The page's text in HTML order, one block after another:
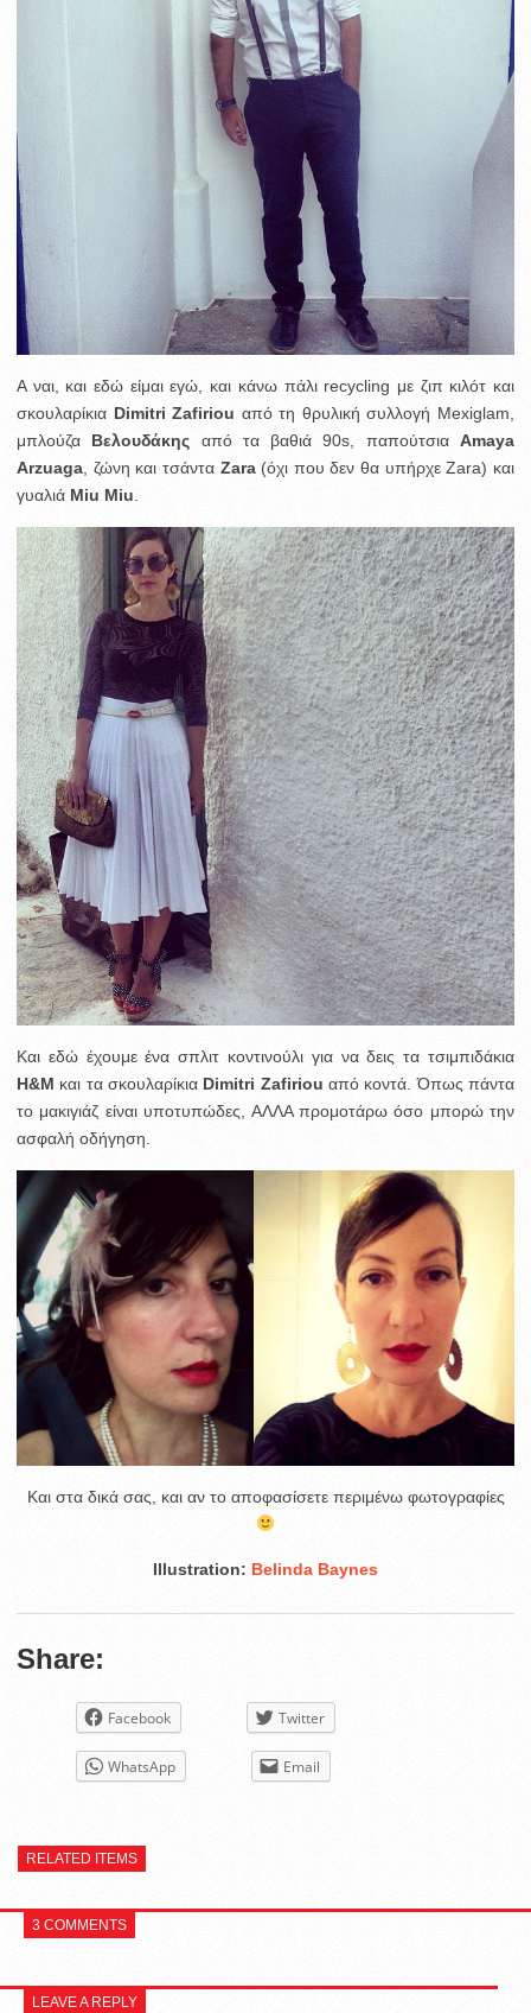
Α ναι, και εδώ είμαι εγώ, και κάνω πάλι recycling με ζιπ κιλότ και
σκουλαρίκια Dimitri Zafiriou από τη θρυλική συλλογή Mexiglam,
μπλούζα Βελουδάκης από τα βαθιά 90s, παπούτσιαAmaya
Arzuaga , ζώνη και τσάντα Zara(όχι που δεν θα υπήρχε Zara) και
γυαλιά Miu Miu
Και εδώ έχουμε ένα σπλιτ κοντινούλι για να δεις τα τσιμπιδάκια
Η&Μ και τα σκουλαρίκια Dimitri Zafiriou από κοντά. Όπως πάντα
το μακιγιάζ είναι υποτυπώδες, ΑΛΛΑ προμοτάρω όσο μπορώ την
ασφαλή οδήγηση.
Και στα δικά σας, και αν το αποφασίσετε περιμένω φωτογραφίες
Illustration: Belinda Baynes
Share:
Facebook Twitter
WhatsApp Email
RELATED ITEMS
3 COMMENTS
LEAVE A REPLY